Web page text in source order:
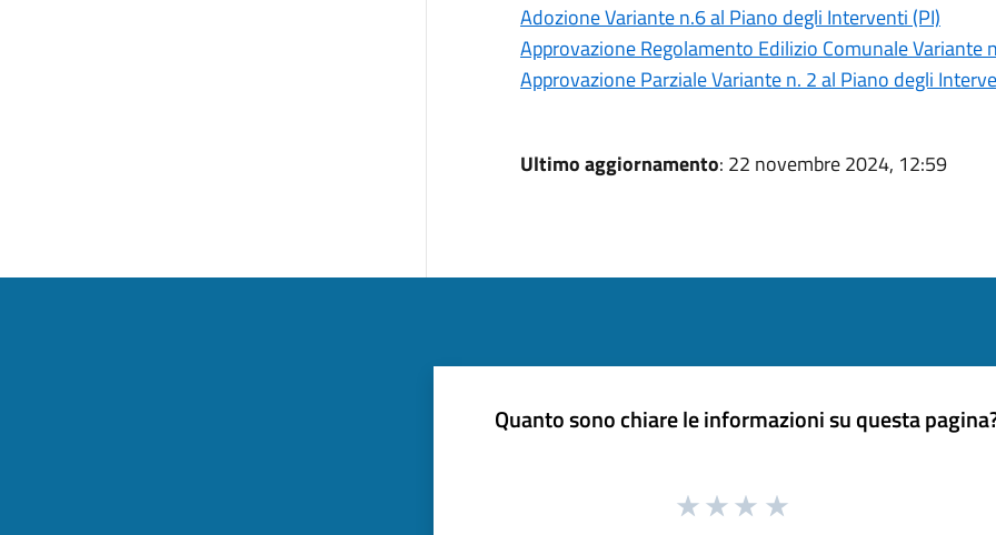
Adozione Variante n.6 al Piano degli Interventi (PI)
Approvazione Regolamento Edilizio Comunale Variante
Approvazione Parziale Variante n. 2 al Piano degli
Ultimo aggiornamento: 22 novembre 2024, 12:59
Quanto sono chiare le informazioni su questa